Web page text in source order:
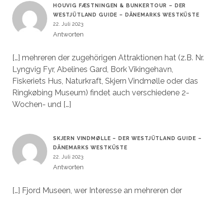
HOUVIG FÆSTNINGEN & BUNKERTOUR – DER
WESTJÜTLAND GUIDE – DÄNEMARKS WESTKÜSTE
22. Juli 2023
Antworten
[…] mehreren der zugehörigen Attraktionen hat (z.B. Nr.
Lyngvig Fyr, Abelines Gard, Bork Vikingehavn,
Fiskeriets Hus, Naturkraft, Skjern Vindmølle oder das
Ringkøbing Museum) findet auch verschiedene 2-
Wochen- und […]
SKJERN VINDMØLLE – DER WESTJÜTLAND GUIDE –
DÄNEMARKS WESTKÜSTE
22. Juli 2023
Antworten
[…] Fjord Museen, wer Interesse an mehreren der